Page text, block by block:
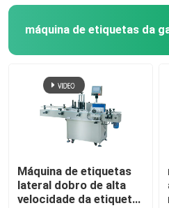
Máquina de etiquetas
lateral dobro de alta
velocidade da etiqueta